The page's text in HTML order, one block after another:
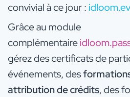
convivial à ce jour :
Grâce au module
complémentaire
gérez des certificats de
événements, des
attribution de crédits, des